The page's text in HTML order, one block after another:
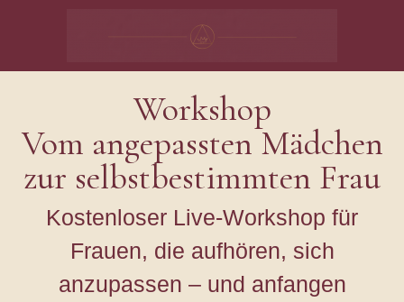
Workshop
Vom angepassten Mädchen
zur selbstbestimmten Frau
Kostenloser Live-Workshop für
Frauen, die aufhören, sich
anzupassen – und anfangen